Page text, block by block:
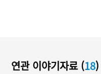
연관 이야기자료 (18)